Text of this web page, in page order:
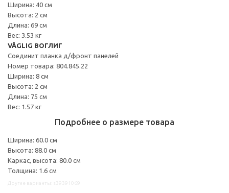
Ширина: 40 см
Высота: 2 см
Длина: 69 см
Вес: 3.53 кг
VÅGLIG ВОГЛИГ
Соединит планка д/фронт панелей
Номер товара: 804.845.22
Ширина: 8 см
Высота: 2 см
Длина: 75 см
Вес: 1.57 кг
Подробнее о размере товара
Ширина: 60.0 см
Высота: 88.0 см
Каркас, высота: 80.0 см
Толщина: 1.6 см